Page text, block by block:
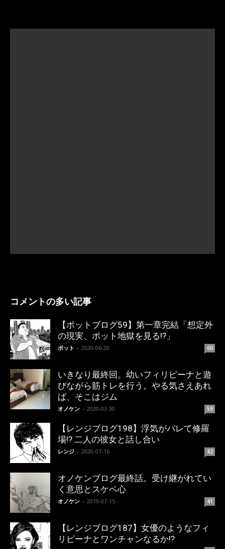
コメントの多い記事
【ポットブログ59】第一章完結「想定外
の現実、ポット地獄を見る!?」
ポット - 2020-06-20 60
いきなり最終回。幼いフィリピーナと遊
びながら筋トレを行う。やる気さえあれ
ば、そこはジム
オノケン - 2020-03-30 59
【レンジブログ198】浮気がバレて修羅
場!? 二人の彼女と話し合い
レンジ - 2020-07-16 42
オノケンブログ最終話。受け継がれてい
く意思とスケベ心
オノケン - 2019-07-15 41
【レンジブログ187】女優のようなフィ
リピーナとワンチャンなるか!?